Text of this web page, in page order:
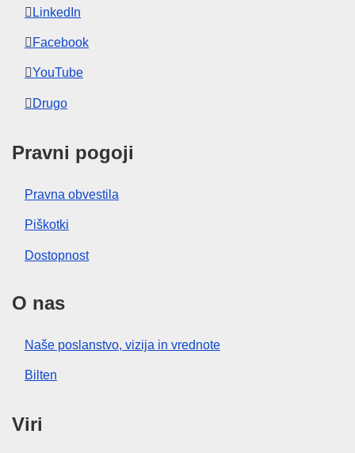
LinkedIn
Facebook
YouTube
Drugo
Pravni pogoji
Pravna obvestila
Piškotki
Dostopnost
O nas
Naše poslanstvo, vizija in vrednote
Bilten
Viri